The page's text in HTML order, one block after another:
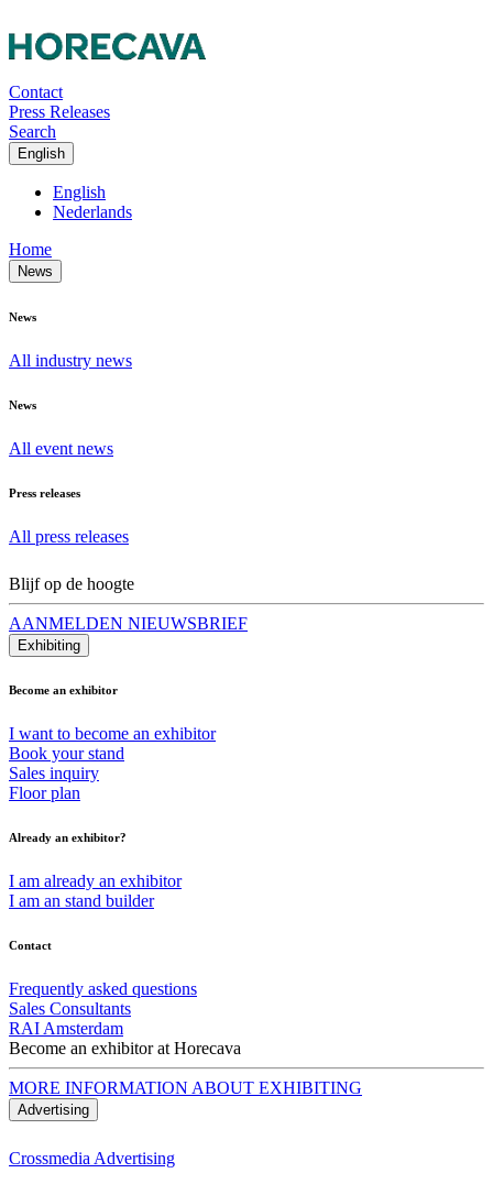
Contact
Press Releases
Search
English
English
Nederlands
Home
News
News
All industry news
News
All event news
Press releases
All press releases
Blijf op de hoogte
AANMELDEN NIEUWSBRIEF
Exhibiting
Become an exhibitor
I want to become an exhibitor
Book your stand
Sales inquiry
Floor plan
Already an exhibitor?
I am already an exhibitor
I am an stand builder
Contact
Frequently asked questions
Sales Consultants
RAI Amsterdam
Become an exhibitor at Horecava
MORE INFORMATION ABOUT EXHIBITING
Advertising
Crossmedia Advertising